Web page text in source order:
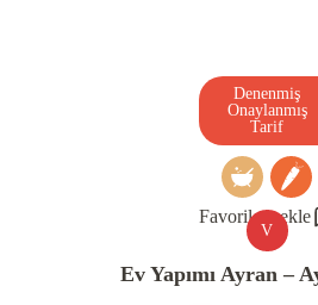
Favorilere ekle
Denenmiş
Onaylanmış
Tarif
V
Ev Yapımı Ayran –